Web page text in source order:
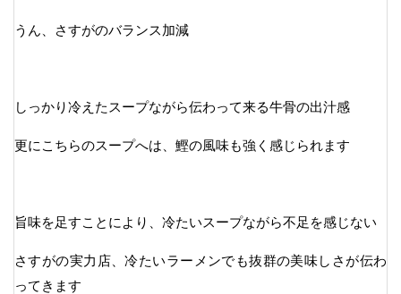
うん、さすがのバランス加減
しっかり冷えたスープながら伝わって来る牛骨の出汁感
更にこちらのスープへは、鰹の風味も強く感じられます
旨味を足すことにより、冷たいスープながら不足を感じない
さすがの実力店、冷たいラーメンでも抜群の美味しさが伝わ
ってきます